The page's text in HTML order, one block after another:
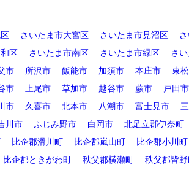
さいたま市大宮区 さいたま市見沼区
区 さいたま市南区 さいたま市緑区 さ
市 所沢市 飯能市 加須市 本庄市 東
市 上尾市 草加市 越谷市 蕨市 戸田市
市 久喜市 北本市 八潮市 富士見市
川市 ふじみ野市 白岡市 北足立郡伊奈町
比企郡滑川町 比企郡嵐山町 比企郡小川町
比企郡ときがわ町 秩父郡横瀬町 秩父郡皆